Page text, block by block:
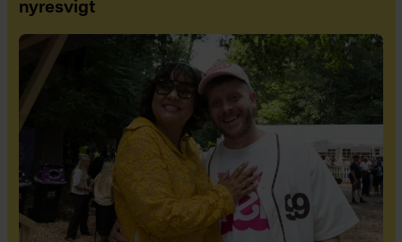
nyresvigt